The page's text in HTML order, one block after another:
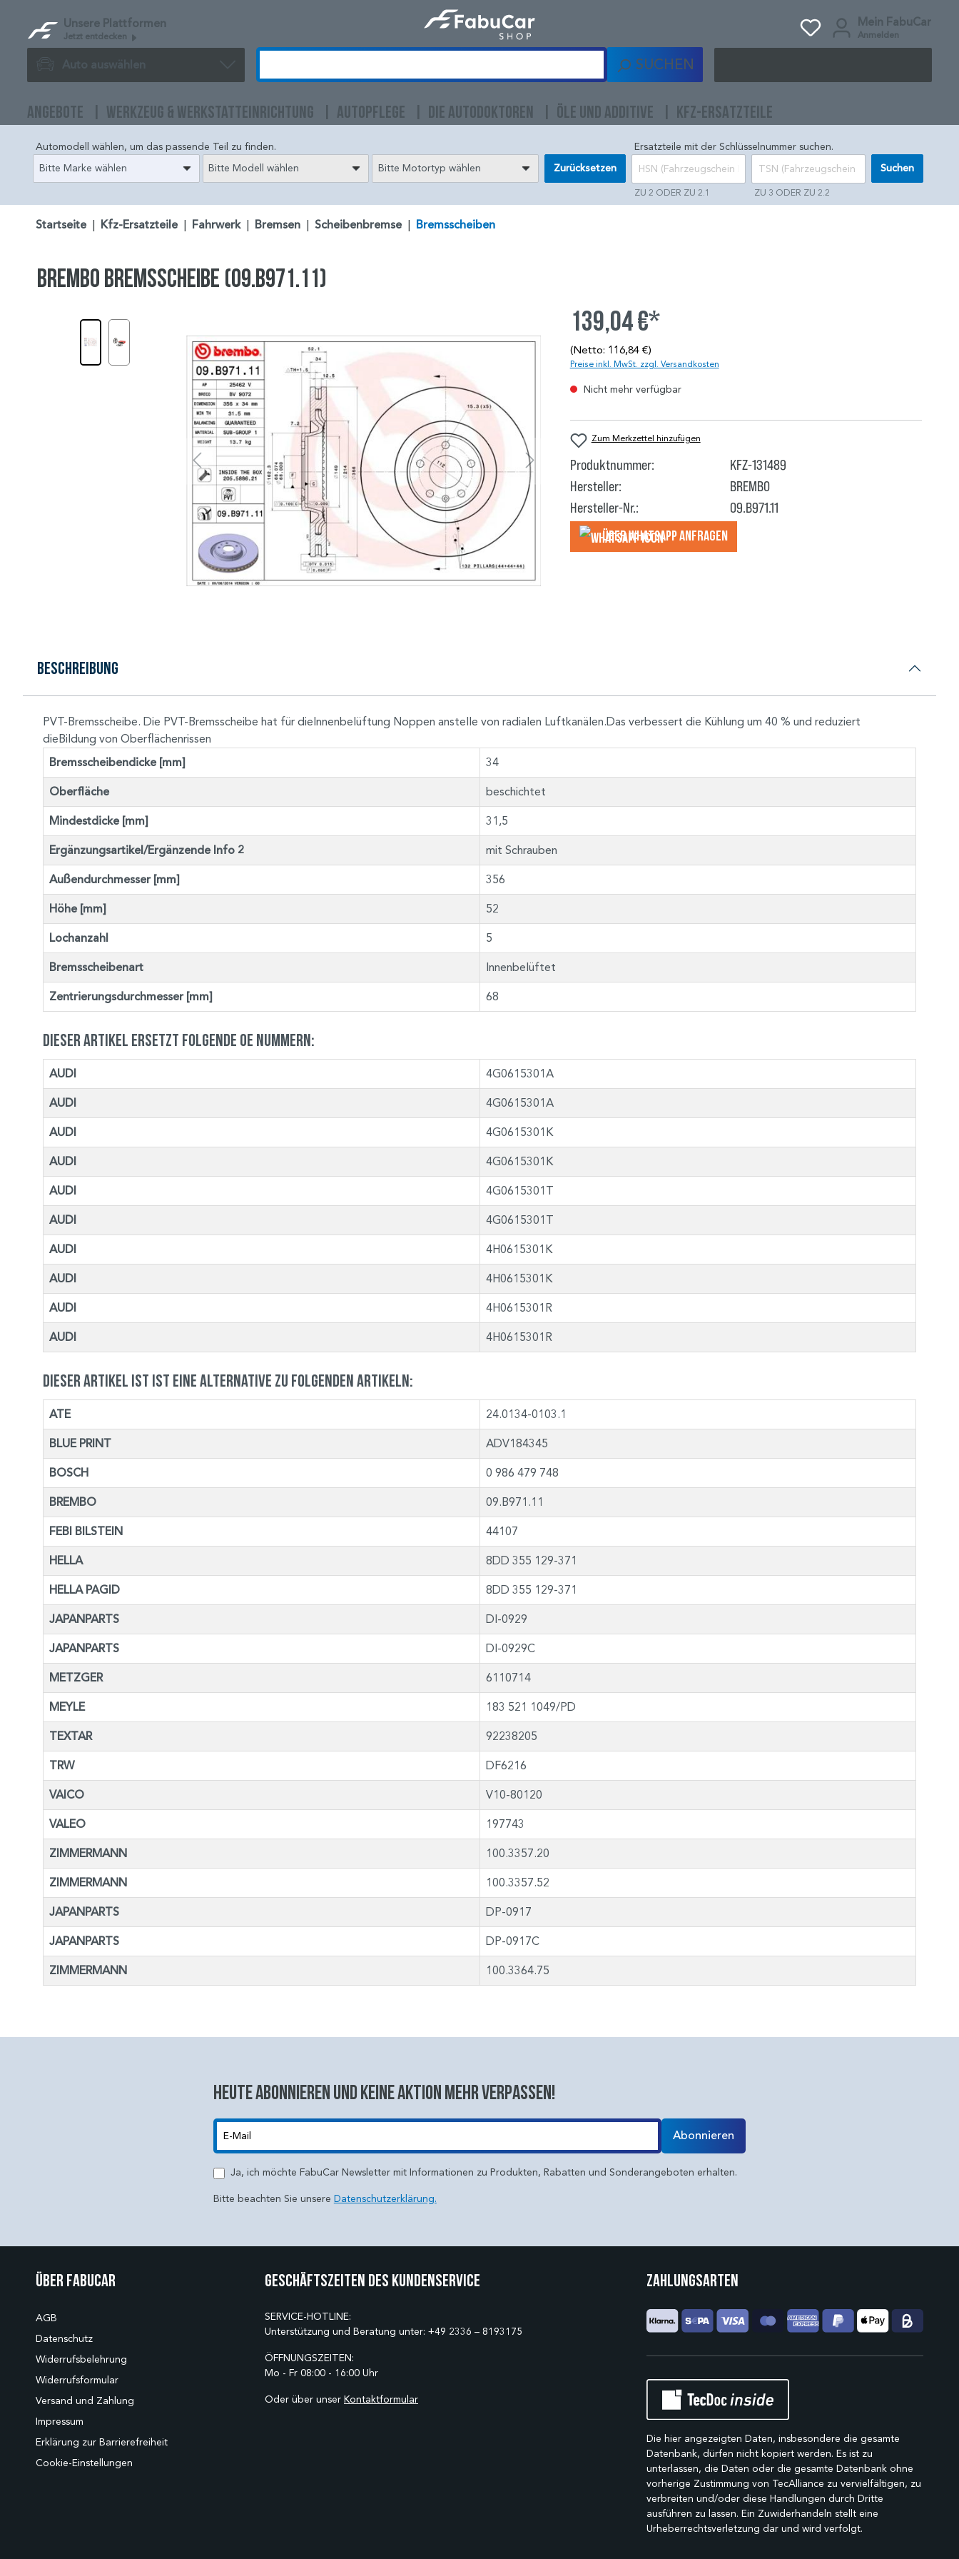
Unsere Plattformen
Jetzt entdecken
Mein FabuCar
Anmelden
Auto auswählen SUCHEN
ANGEBOTE WERKZEUG & WERKSTATTEINRICHTUNG AUTOPFLEGE DIE AUTODOKTOREN ÖLE UND ADDITIVE KFZ-ERSATZTEILE
Automodell wählen, um das passende Teil zu finden.
Bitte Marke wählen
Bitte Modell wählen Bitte Motortyp wählen Zurücksetzen
Ersatzteile mit der Schlüsselnummer suchen.
ZU 2 ODER ZU 2.1 ZU 3 ODER ZU 2.2
Suchen
Startseite Kfz-Ersatzteile Fahrwerk Bremsen Scheibenbremse Bremsscheiben
BREMBO Bremsscheibe (09.B971.11)
139,04 €*
(Netto: 116,84 €)
Preise inkl. MwSt. zzgl. Versandkosten
Nicht mehr verfügbar
Zum Merkzettel hinzufügen
Produktnummer:
KFZ-131489
Hersteller:
BREMBO
Hersteller-Nr.:
09.B971.11
Über WhatsApp anfragеn
Beschreibung
PVT-Bremsscheibe. Die PVT-Bremsscheibe hat für dieInnenbelüftung Noppen anstelle von radialen Luftkanälen.Das verbessert die Kühlung um 40 % und reduziert
dieBildung von Oberflächenrissen
Bremsscheibendicke [mm] 34
Oberfläche beschichtet
Mindestdicke [mm] 31,5
Ergänzungsartikel/Ergänzende Info 2 mit Schrauben
Außendurchmesser [mm] 356
Höhe [mm] 52
Lochanzahl 5
Bremsscheibenart Innenbelüftet
Zentrierungsdurchmesser [mm] 68
Dieser Artikel ersetzt folgende OE Nummern:
AUDI 4G0615301A
AUDI 4G0615301A
AUDI 4G0615301K
AUDI 4G0615301K
AUDI 4G0615301T
AUDI 4G0615301T
AUDI 4H0615301K
AUDI 4H0615301K
AUDI 4H0615301R
AUDI 4H0615301R
Dieser Artikel ist ist eine Alternative zu folgenden Artikeln:
ATE 24.0134-0103.1
BLUE PRINT ADV184345
BOSCH 0 986 479 748
BREMBO 09.B971.11
FEBI BILSTEIN 44107
HELLA 8DD 355 129-371
HELLA PAGID 8DD 355 129-371
JAPANPARTS DI-0929
JAPANPARTS DI-0929C
METZGER 6110714
MEYLE 183 521 1049/PD
TEXTAR 92238205
TRW DF6216
VAICO V10-80120
VALEO 197743
ZIMMERMANN 100.3357.20
ZIMMERMANN 100.3357.52
JAPANPARTS DP-0917
JAPANPARTS DP-0917C
ZIMMERMANN 100.3364.75
Heute abonnieren und keine aktion mehr verpassen!
Abonnieren
Ja, ich möchte FabuCar Newsletter mit Informationen zu Produkten, Rabatten und Sonderangeboten erhalten.
Bitte beachten Sie unsere Datenschutzerklärung.
Über Fabucar
AGB
Datenschutz
Widerrufsbelehrung
Widerrufsformular
Versand und Zahlung
Impressum
Erklärung zur Barrierefreiheit
Cookie-Einstellungen
Geschäftszeiten des Kundenservice
SERVICE-HOTLINE:
Unterstützung und Beratung unter: +49 2336 – 8193175
ÖFFNUNGSZEITEN:
Mo - Fr 08:00 - 16:00 Uhr
Oder über unser Kontaktformular
Zahlungsarten
Die hier angezeigten Daten, insbesondere die gesamte
Datenbank, dürfen nicht kopiert werden. Es ist zu
unterlassen, die Daten oder die gesamte Datenbank ohne
vorherige Zustimmung von TecAlliance zu vervielfältigen, zu
verbreiten und/oder diese Handlungen durch Dritte
ausführen zu lassen. Ein Zuwiderhandeln stellt eine
Urheberrechtsverletzung dar und wird verfolgt.